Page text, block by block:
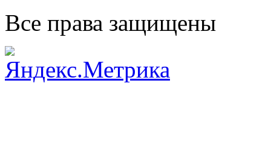
Все права защищены